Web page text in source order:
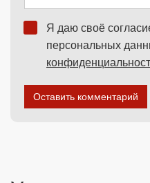
Я даю своё
персональных
Оставить комментарий